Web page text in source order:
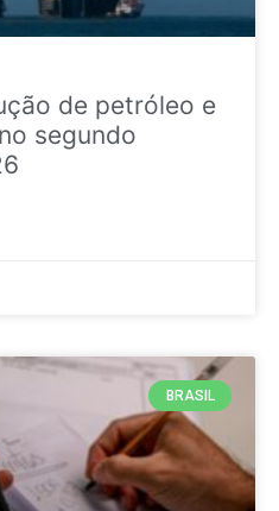
de petróleo e
segundo
BRASIL